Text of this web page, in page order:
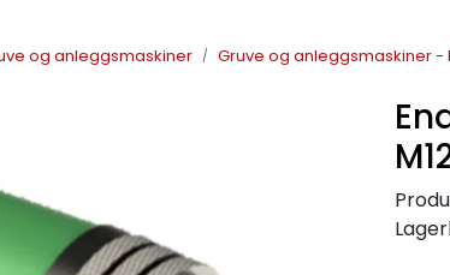
og anleggsmaskiner Gruve og anleggsmaskiner -